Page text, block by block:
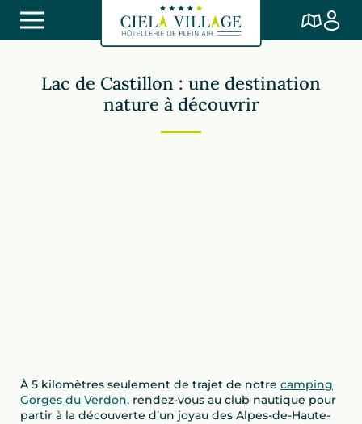
Lac de Castillon : une destination
nature à découvrir
À 5 kilomètres seulement de trajet de notre camping
Gorges du Verdon, rendez-vous au club nautique pour
partir à la découverte d’un joyau des Alpes-de-Haute-